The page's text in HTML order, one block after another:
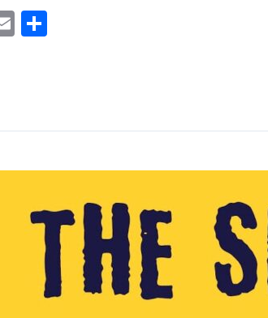
E